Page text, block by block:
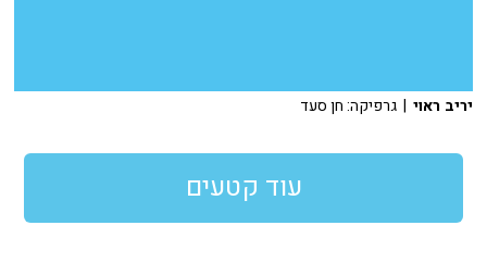
יריב ראוי | גרפיקה: חן סעד
עוד קטעים